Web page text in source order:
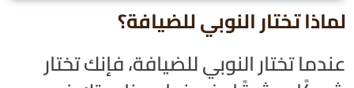
لماذا تختار النوبي للضيافة؟
عندما تختار النوبي للضيافة، فإنك تختار